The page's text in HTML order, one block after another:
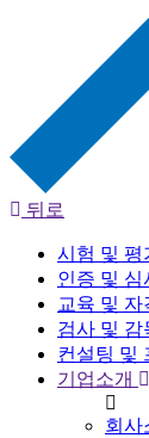
뒤로
시험 및
인증 및 심
교육 및 자
검사 및 감
컨설팅 및
기업소개
회사